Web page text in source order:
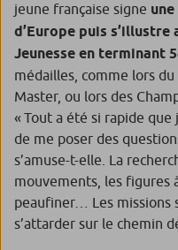
jeune française signe une
d’Europe puis s’illustre
Jeunesse en terminant 5
médailles, comme lors
Master, ou lors des
« Tout a été si rapide que
de me poser des
s’amuse-t-elle. La
mouvements, les figures
peaufiner… Les missions
s’attarder sur le chemin